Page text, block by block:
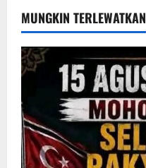
MUNGKIN TERLEWATKAN